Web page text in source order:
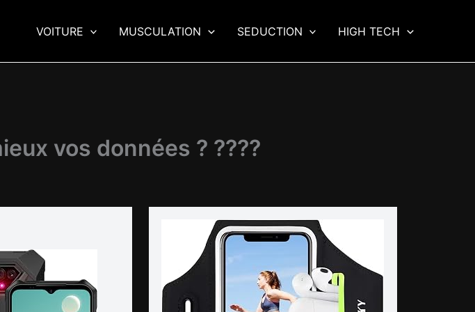
VOITURE MUSCULATION SEDUCTION HIGH TECH
vos données ? ????